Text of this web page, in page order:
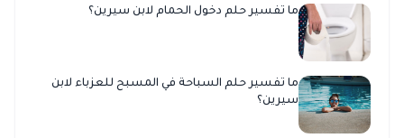
ما تفسير حلم دخول الحمام لابن سيرين؟
ما تفسير حلم السباحة في المسبح للعزباء لابن
سيرين؟